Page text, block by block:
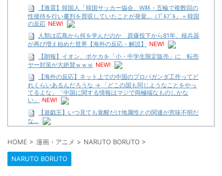
【激震】韓国人「韓国サッカー協会、W杯・五輪で複数回の
性接待を行い審判を買収していたことが発覚…（ﾌﾞﾙﾌﾞﾙ」＝韓国
の反応 NEW!
人類は広島から何を学んだのか 原爆投下から81年、核兵器
が再び増え始めた世界【海外の反応・解説】
NEW!
【朗報】イオン、ポケカを「小・中学生限定販売」に 転売
ヤー対策が大絶賛ｗｗｗ NEW!
【海外の反応】ネット上での中国のプロパガンダ工作ってど
れくらいあるんだろうな → 「どこの国も同じようなことをやっ
てるよな」「中国に関する情報はマジで両極端なものしかな
い」
NEW!
【遊戯王】いつ見ても覚醒だけ地属性との関連が意味不明だ
な…
【遊戯王】いつ見ても覚醒だけ地属性との関連が意味不明だ
な…
「洋画に日本版主題歌は必要か?」論争
HOME > 漫画・アニメ > NARUTO BORUTO >
NARUTO BORUTO